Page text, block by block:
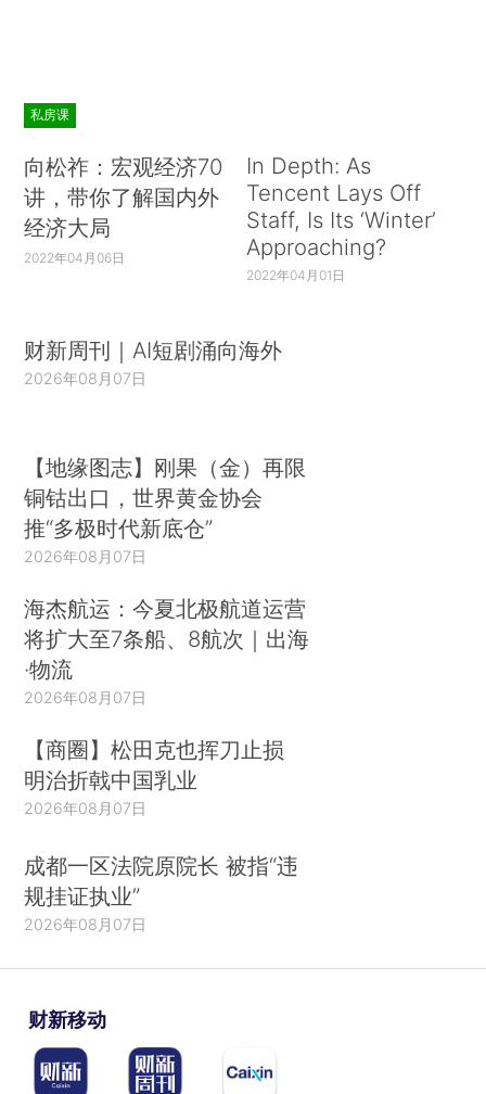
私房课
向松祚：宏观经济70
讲，带你了解国内外
经济大局
2022年04月06日
In Depth: As
Tencent Lays Off
Staff, Is Its ‘Winter’
Approaching?
2022年04月01日
财新周刊｜AI短剧涌向海外
2026年08月07日
【地缘图志】刚果（金）再限
铜钴出口，世界黄金协会
推“多极时代新底仓”
2026年08月07日
海杰航运：今夏北极航道运营
将扩大至7条船、8航次｜出海
·物流
2026年08月07日
【商圈】松田克也挥刀止损
明治折戟中国乳业
2026年08月07日
成都一区法院原院长 被指“违
规挂证执业”
2026年08月07日
财新移动